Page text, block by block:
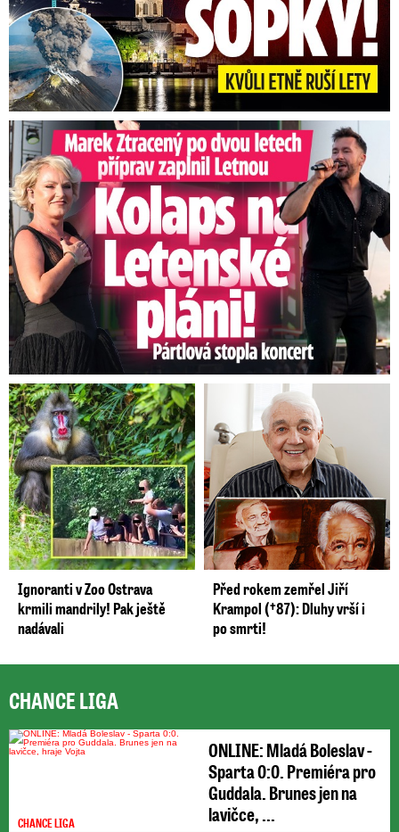
Marek Ztracený na Letné: Pártlová stopla koncert
Ignoranti v Zoo Ostrava
krmili mandrily! Pak ještě
nadávali
Před rokem zemřel Jiří
Krampol (†87): Dluhy vrší i
po smrti!
CHANCE LIGA
CHANCE LIGA
ONLINE: Mladá Boleslav -
Sparta 0:0. Premiéra pro
Guddala. Brunes jen na
lavičce, ...